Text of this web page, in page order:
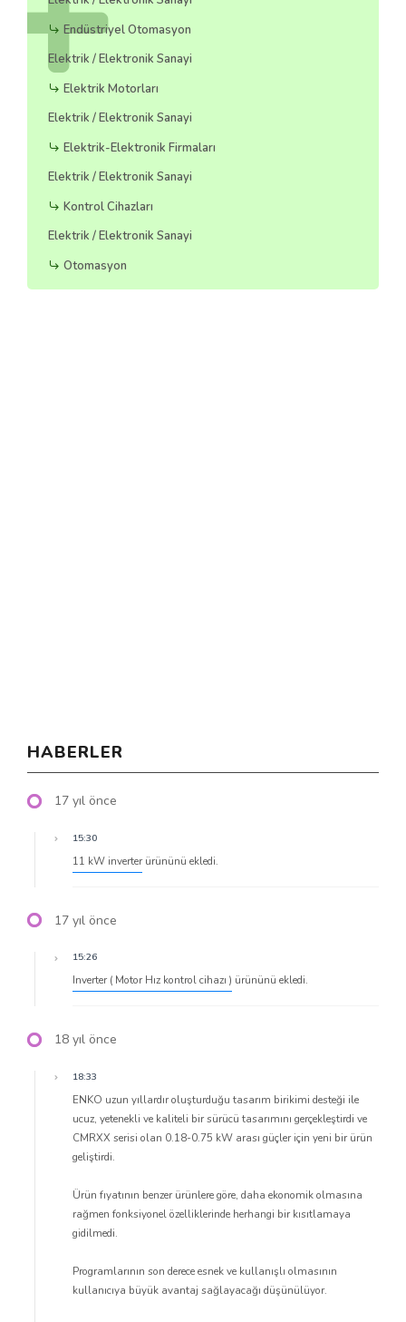
Endüstriyel Otomasyon
Elektrik / Elektronik Sanayi
Elektrik Motorları
Elektrik / Elektronik Sanayi
Elektrik-Elektronik Firmaları
Elektrik / Elektronik Sanayi
Kontrol Cihazları
Elektrik / Elektronik Sanayi
Otomasyon
HABERLER
17 yıl önce
15:30
11 kW inverter ürününü ekledi.
17 yıl önce
15:26
Inverter ( Motor Hız kontrol cihazı ) ürününü ekledi.
18 yıl önce
18:33
ENKO uzun yıllardır oluşturduğu tasarım birikimi desteği ile
ucuz, yetenekli ve kaliteli bir sürücü tasarımını gerçekleştirdi ve
CMRXX serisi olan 0.18-0.75 kW arası güçler için yeni bir ürün
geliştirdi.
Ürün fıyatının benzer ürünlere göre, daha ekonomik olmasına
rağmen fonksiyonel özelliklerinde herhangi bir kısıtlamaya
gidilmedi.
Programlarının son derece esnek ve kullanışlı olmasının
kullanıcıya büyük avantaj sağlayacağı düşünülüyor.